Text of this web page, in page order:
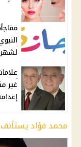
غير
محمد فؤاد